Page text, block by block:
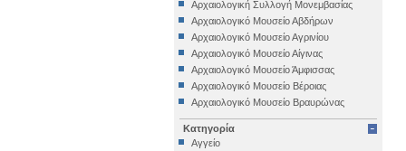
Αρχαιολογική Συλλογή Μονεμβασίας
Αρχαιολογικό Μουσείο Αβδήρων
Αρχαιολογικό Μουσείο Αγρινίου
Αρχαιολογικό Μουσείο Αίγινας
Αρχαιολογικό Μουσείο Άμφισσας
Αρχαιολογικό Μουσείο Βέροιας
Αρχαιολογικό Μουσείο Βραυρώνας
Αρχαιολογικό Μουσείο Δελφών
Αρχαιολογικό Μουσείο Ηγουμενίτσας
Κατηγορία
Αγγείο